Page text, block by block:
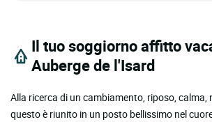
Il tuo soggiorno affitto
Auberge de l'Isard
Alla ricerca di un cambiamento, riposo, calma,
questo è riunito in un posto bellissimo nel